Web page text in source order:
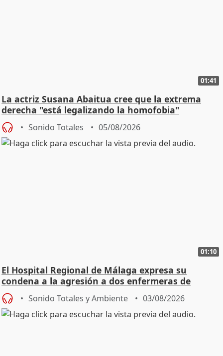
01:41
La actriz Susana Abaitua cree que la extrema
derecha "está legalizando la homofobia"
Sonido Totales 05/08/2026
01:10
El Hospital Regional de Málaga expresa su
condena a la agresión a dos enfermeras de
Urgencias
Sonido Totales y Ambiente 03/08/2026